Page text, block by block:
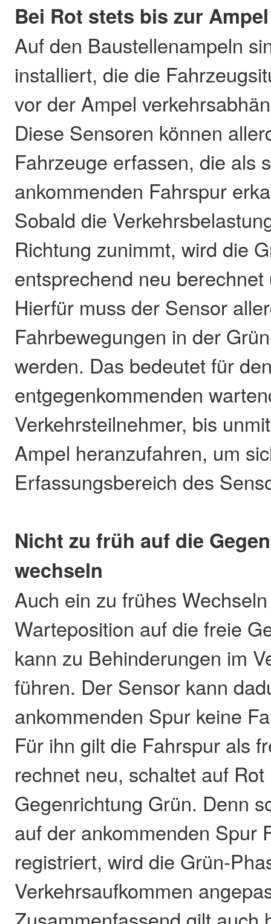
Bei Rot stets bis zur
Auf den Baustellenampeln
installiert, die die
vor der Ampel
Diese Sensoren können
Fahrzeuge erfassen, die als
ankommenden Fahrspur
Sobald die
Richtung zunimmt, wird die
entsprechend neu
Hierfür muss der Sensor
Fahrbewegungen in der
werden. Das bedeutet für
entgegenkommenden
Verkehrsteilnehmer, bis
Ampel heranzufahren, um
Erfassungsbereich des
Nicht zu früh auf die
wechseln
Auch ein zu frühes
Warteposition auf die freie
kann zu Behinderungen im
führen. Der Sensor kann
ankommenden Spur keine
Für ihn gilt die Fahrspur als
rechnet neu, schaltet auf
Gegenrichtung Grün. Denn
auf der ankommenden Spur
registriert, wird die Grün-
Verkehrsaufkommen